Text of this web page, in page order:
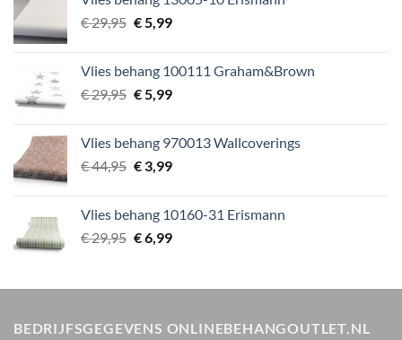
€ 29,95.€ 5,99.
€29,95 Oorspronkelijke
€ 29,95.
€5,99Huidige
€ 5,99.
Vlies behang 100111 Graham&Brown
€29,95 Oorspronkelijke
€ 29,95.
€5,99Huidige
€ 5,99.
Vlies behang 970013 Wallcoverings
€44,95 Oorspronkelijke
€ 44,95.
€3,99Huidige
€ 3,99.
Vlies behang 10160-31 Erismann
€29,95 Oorspronkelijke
€ 29,95.
€6,99Huidige
€ 6,99.
BEDRIJFSGEGEVENS ONLINEBEHANGOUTLET.NL